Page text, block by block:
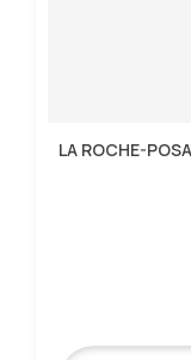
LA ROCHE-